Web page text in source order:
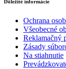
Dôležité informácie
Ochrana
Všeobecné
Reklamačný
Zásady
Na stiahnutie